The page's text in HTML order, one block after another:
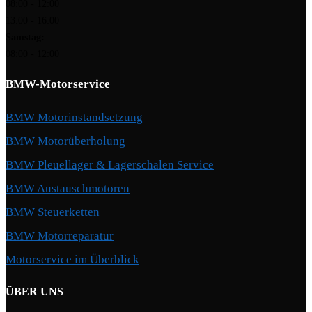
BMW-Motorservice
BMW Motorinstandsetzung
BMW Motorüberholung
BMW Pleuellager & Lagerschalen Service
BMW Austauschmotoren
BMW Steuerketten
BMW Motorreparatur
Motorservice im Überblick
ÜBER UNS